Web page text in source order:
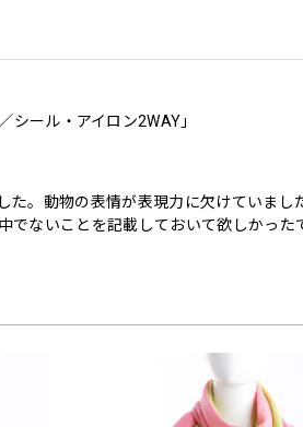
ール・アイロン2WAY」
た。動物の表情が表現力に欠けていまし
でないことを記載しておいて欲しかった